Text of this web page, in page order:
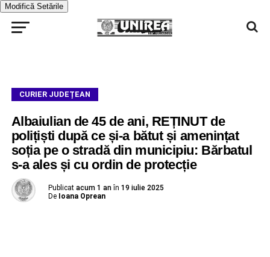
Modifică Setările
CURIER JUDEȚEAN
Albaiulian de 45 de ani, REȚINUT de
polițiști după ce și-a bătut și amenințat
soția pe o stradă din municipiu: Bărbatul
s-a ales și cu ordin de protecție
Publicat acum 1 an în 19 iulie 2025
De Ioana Oprean